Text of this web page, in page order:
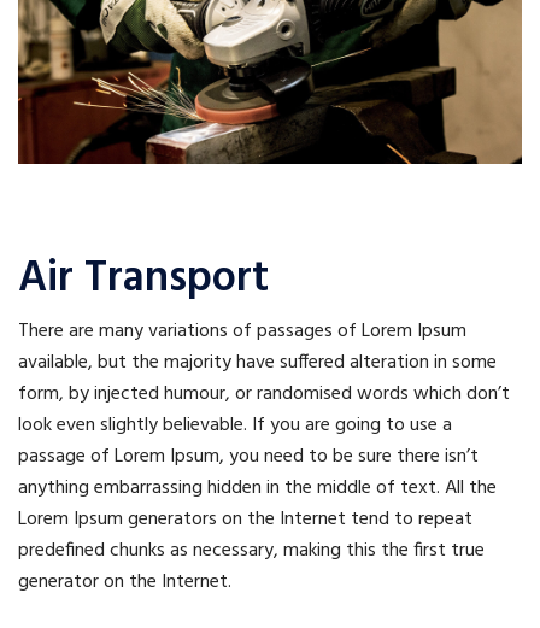
Air Transport
There are many variations of passages of Lorem Ipsum
available, but the majority have suffered alteration in some
form, by injected humour, or randomised words which don’t
look even slightly believable. If you are going to use a
passage of Lorem Ipsum, you need to be sure there isn’t
anything embarrassing hidden in the middle of text. All the
Lorem Ipsum generators on the Internet tend to repeat
predefined chunks as necessary, making this the first true
generator on the Internet.